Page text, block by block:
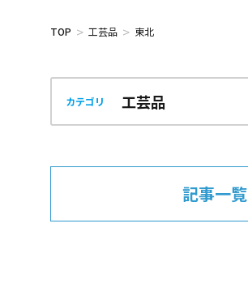
TOP 工芸品 東北
カテゴリ
記事一覧